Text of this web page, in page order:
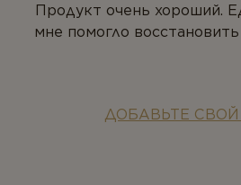
Продукт очень хороший.
мне помогло
ДОБАВЬТЕ